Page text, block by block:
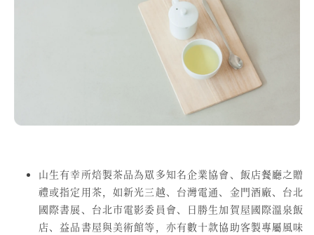
山生有幸所焙製茶品為眾多知名企業協會、飯店餐廳之贈
禮或指定用茶，如新光三越、台灣電通、金門酒廠、台北
國際書展、台北市電影委員會、日勝生加賀屋國際溫泉飯
店、益品書屋與美術館等，亦有數十款協助客製專屬風味